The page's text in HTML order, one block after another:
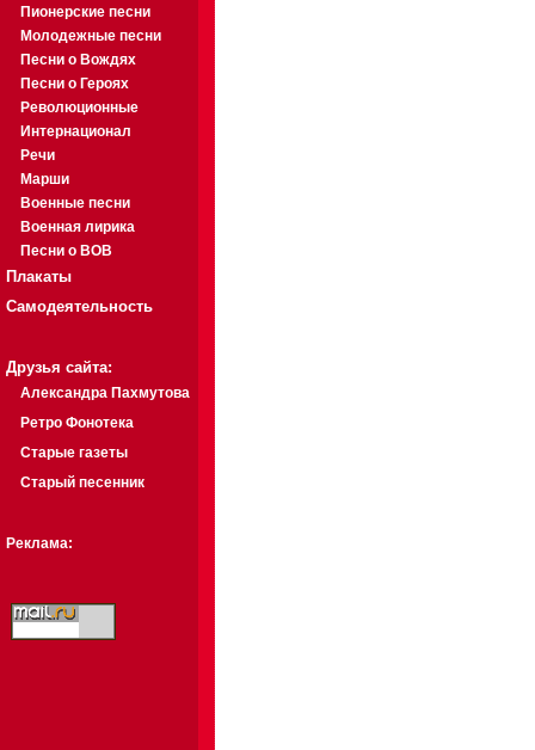
Пионерские песни
Молодежные песни
Песни о Вождях
Песни о Героях
Революционные
Интернационал
Речи
Марши
Военные песни
Военная лирика
Песни о ВОВ
Плакаты
Самодеятельность
Друзья сайта:
Александра Пахмутова
Ретро Фонотека
Старые газеты
Старый песенник
Реклама: